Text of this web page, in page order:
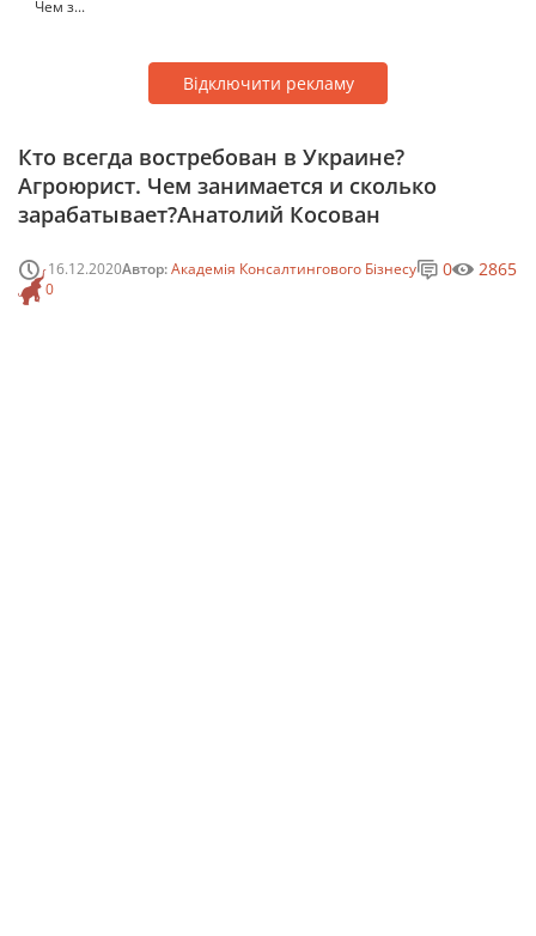
Чем з...
Відключити рекламу
Кто всегда востребован в Украине?
Агроюрист. Чем занимается и сколько
зарабатывает?Анатолий Косован
16.12.2020Автор:Академія Консалтингового Бізнесу
0
0 2865